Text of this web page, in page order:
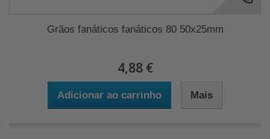
Grãos fanáticos fanáticos 80 50x25mm
4,88 €
Adicionar ao carrinho Mais